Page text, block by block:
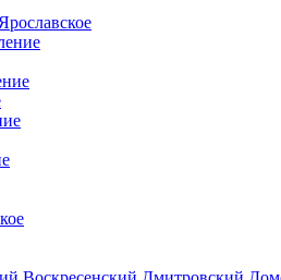
Ярославское